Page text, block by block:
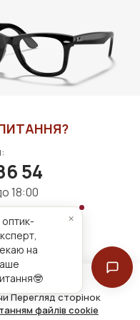
для зручнішої
Перегляд сторінок
файлів cookie
54
18:00
права захищені
на
×